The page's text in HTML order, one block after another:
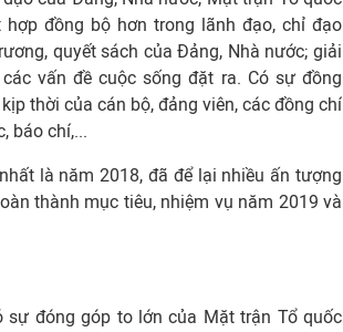
đồng bộ hơn trong lãnh đạo, chỉ đạo
quyết sách của Đảng, Nhà nước; giải
vấn đề cuộc sống đặt ra. Có sự đồng
thời của cán bộ, đảng viên, các đồng chí
báo chí,...
là năm 2018, đã để lại nhiều ấn tượng
thành mục tiêu, nhiệm vụ năm 2019 và
đóng góp to lớn của Mặt trận Tổ quốc